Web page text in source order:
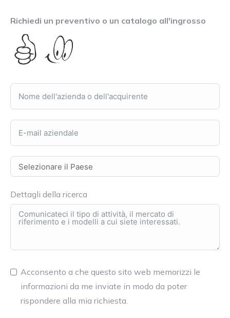
Richiedi un preventivo o un catalogo all'ingrosso
Dettagli della ricerca
Acconsento a che questo sito web memorizzi le
informazioni da me inviate in modo da poter
rispondere alla mia richiesta.